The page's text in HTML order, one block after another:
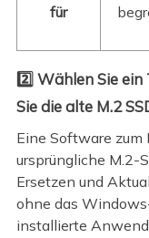
für
2️⃣ Wählen Sie
Sie die alte M.2
Eine Software
ursprüngliche M.2-
Ersetzen und
ohne das
installierte